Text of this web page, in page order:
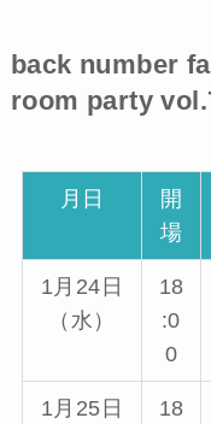
back number
room party
月日
開
場
1月24日
（水）
18
:0
0
1月25日
18